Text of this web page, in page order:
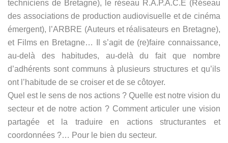
techniciens de Bretagne), le réseau R.A.P.A.C.E (Réseau
des associations de production audiovisuelle et de cinéma
émergent), l’ARBRE (Auteurs et réalisateurs en Bretagne),
et Films en Bretagne… Il s’agit de (re)faire connaissance,
au-delà des habitudes, au-delà du fait que nombre
d’adhérents sont communs à plusieurs structures et qu’ils
ont l’habitude de se croiser et de se côtoyer.
Quel est le sens de nos actions ? Quelle est notre vision du
secteur et de notre action ? Comment articuler une vision
partagée et la traduire en actions structurantes et
coordonnées ?… Pour le bien du secteur.